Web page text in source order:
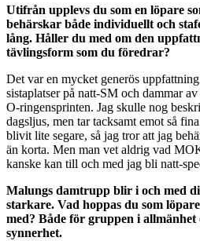
Utifrån upplevs du som en löpare
behärskar både individuellt och
lång. Håller du med om den
tävlingsform som du föredrar?
Det var en mycket generös
sistaplatser på natt-SM och dammar
O-ringensprinten. Jag skulle nog
dagsljus, men tar tacksamt emot så
blivit lite segare, så jag tror att jag
än korta. Men man vet aldrig vad
kanske kan till och med jag bli natt-
Malungs damtrupp blir i och med
starkare. Vad hoppas du som
med? Både för gruppen i allmänhet
synnerhet.